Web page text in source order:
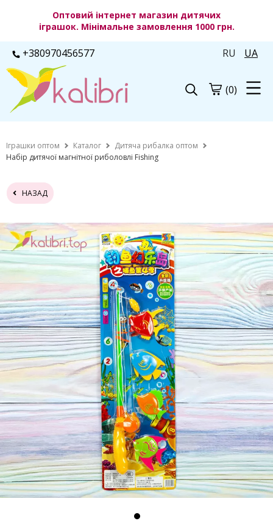
Оптовий інтернет магазин дитячих
іграшок. Мінімальне замовлення 1000 грн.
+380970456577 RU UA
(0)
Іграшки оптом Каталог
Дитяча рибалка оптом
Набір дитячої магнітної риболовлі Fishing
НАЗАД